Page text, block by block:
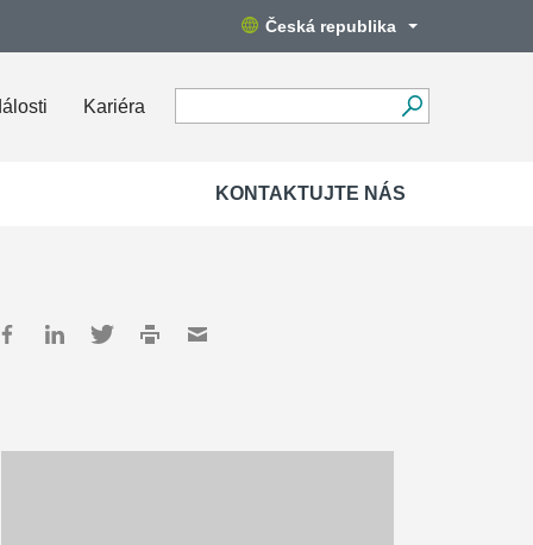
Česká republika
Kariéra
KONTAKTUJTE NÁS